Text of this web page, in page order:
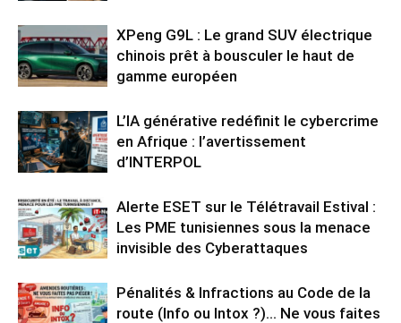
XPeng G9L : Le grand SUV électrique
chinois prêt à bousculer le haut de
gamme européen
L’IA générative redéfinit le cybercrime
en Afrique : l’avertissement
d’INTERPOL
Alerte ESET sur le Télétravail Estival :
Les PME tunisiennes sous la menace
invisible des Cyberattaques
Pénalités & Infractions au Code de la
route (Info ou Intox ?)… Ne vous faites